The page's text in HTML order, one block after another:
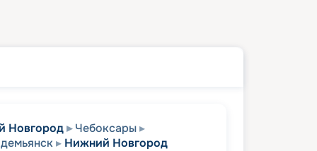
Новгород
Чебоксары
Нижний Новгород